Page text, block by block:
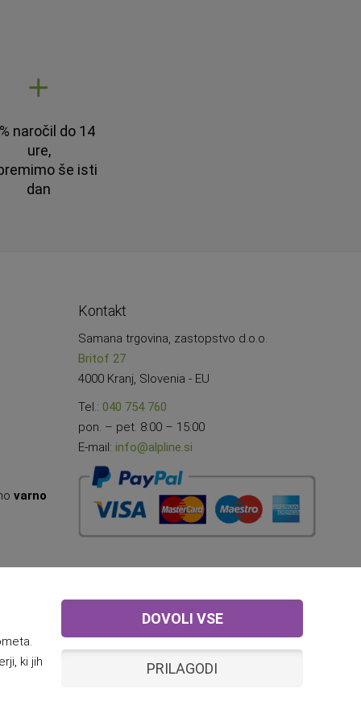
naročil do 14
ure,
še isti
dan
varno
Kontakt
Samana trgovina, zastopstvo d.o.o.
Britof 27
4000 Kranj, Slovenia - EU
Tel.: 040 754 760
pon. – pet. 8:00 – 15:00
E-mail: info@alpline.si
ki jih
DOVOLI VSE
PRILAGODI